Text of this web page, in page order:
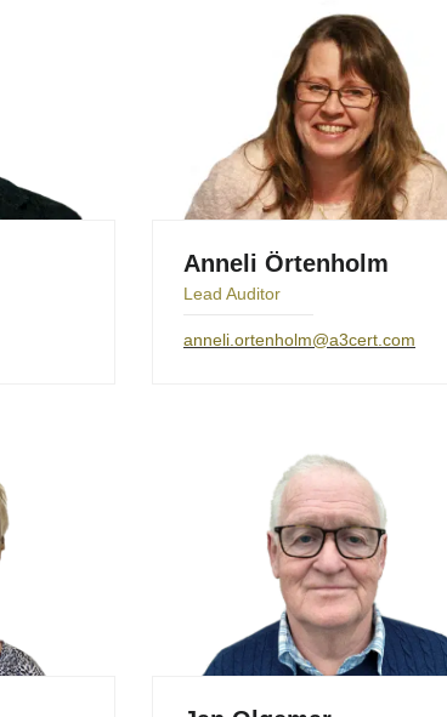
Anneli Örtenholm
Lead Auditor
anneli.ortenholm@a3cert.com